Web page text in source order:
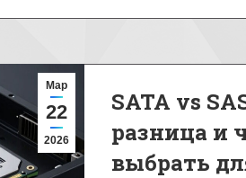
Мар
22
2026
SATA vs
разница и
выбрать